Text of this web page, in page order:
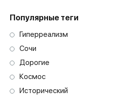
Популярные теги
Гиперреализм
Сочи
Дорогие
Космос
Исторический